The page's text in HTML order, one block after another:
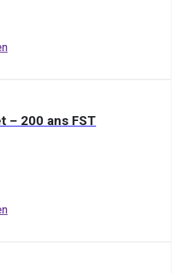
– 200 ans FST